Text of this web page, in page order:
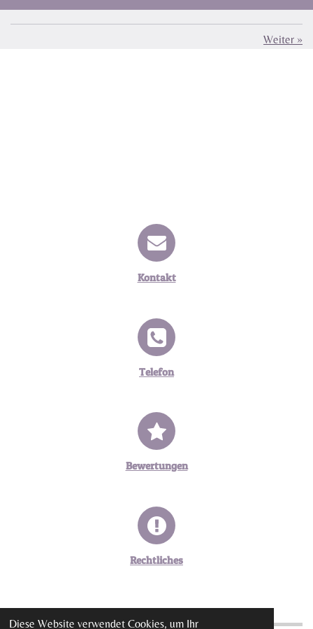
Diese Website verwendet Cookies, um Ihr
Weiter »
Kontakt
Telefon
Bewertungen
Rechtliches